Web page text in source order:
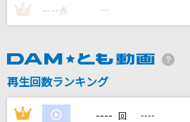
ぽっぴんジャンプ♪
風
コブクロ
もっと見る
3 ---- 点 ----
再生回数ランキング
1 ---- 回 ----